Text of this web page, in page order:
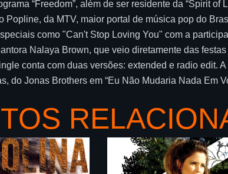
“Freedom”, além de ser residente da “Spirit of
Popline, da MTV, maior portal de música pop do
como "Can't Stop Loving You" com a
Nalaya Brown, que veio diretamente das
conta com duas versões: extended e radio edit.
do Jonas Brothers em “Eu Não Mudaria Nada Em